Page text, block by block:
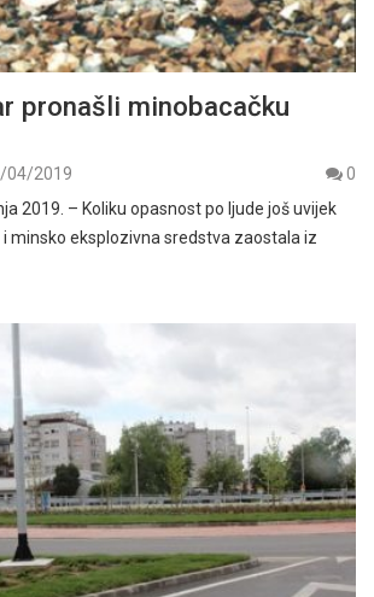
pronašli minobacačku
04/2019
0
2019. – Koliku opasnost po ljude još uvijek
minsko eksplozivna sredstva zaostala iz